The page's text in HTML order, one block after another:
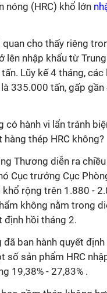
nóng (HRC) khổ lớn
cho thấy riêng
nhập khẩu từ
Lũy kế 4 tháng, các
335.000 tấn, gấp
có hành vi lẩn tránh
thép HRC không?
Thương diễn ra
Cục trưởng Cục
rộng trên 1.880 -
không nằm trong
định hồi tháng 2.
ban hành quyết
sản phẩm HRC
19,38% - 27,83% .